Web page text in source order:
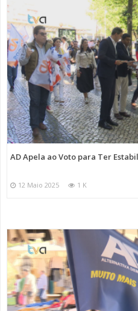
AD Apela ao Voto para Ter
12 Maio 2025 1 K